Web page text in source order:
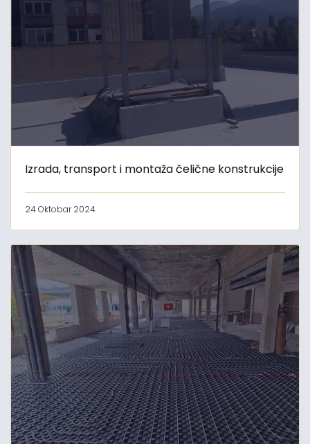
Izrada, transport i montaža čelične konstrukcije
24 Oktobar 2024